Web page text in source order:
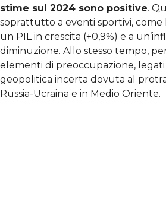
stime sul 2024 sono positive.
soprattutto a eventi sportivi, come
un PIL in crescita (+0,9%) e a
diminuzione. Allo stesso tempo,
elementi di preoccupazione,
geopolitica incerta dovuta al
Russia-Ucraina e in Medio Oriente.